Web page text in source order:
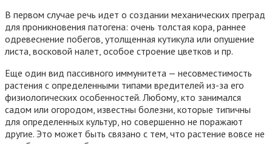
В первом случае речь идет о создании механических преград
для проникновения патогена: очень толстая кора, раннее
одревеснение побегов, утолщенная кутикула или опушение
листа, восковой налет, особое строение цветков и пр.
Еще один вид пассивного иммунитета — несовместимость
растения с определенными типами вредителей из-за его
физиологических особенностей. Любому, кто занимался
садом или огородом, известны болезни, которые типичны
для определенных культур, но совершенно не поражают
другие. Это может быть связано с тем, что растение вовсе не